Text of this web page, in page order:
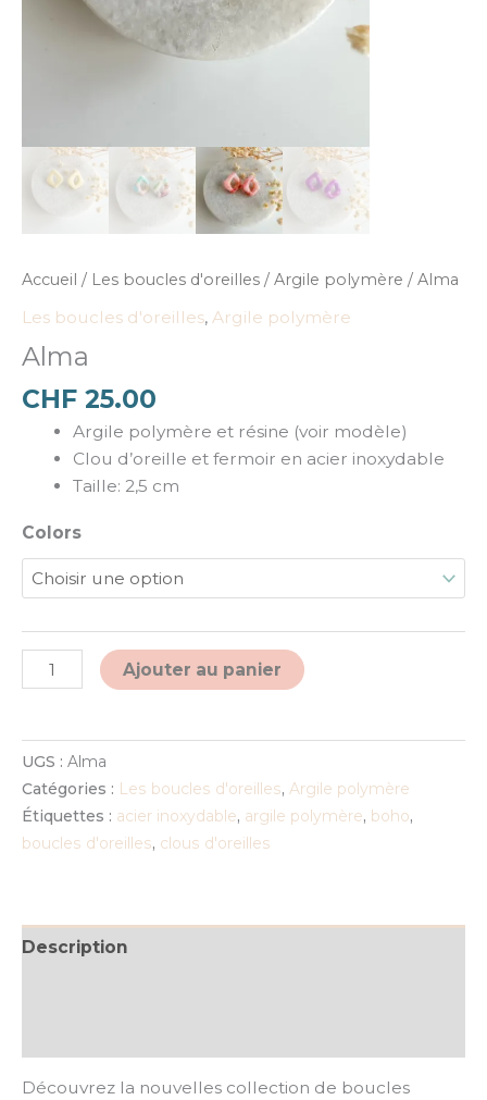
Accueil / Les boucles d'oreilles / Argile polymère / Alma
Les boucles d'oreilles, Argile polymère
Alma
CHF 25.00
Argile polymère et résine (voir modèle)
Clou d’oreille et fermoir en acier inoxydable
Taille: 2,5 cm
Colors
Ajouter au panier Alternative:
UGS : Alma
Catégories : Les boucles d'oreilles, Argile polymère
Étiquettes : acier inoxydable, argile polymère, boho,
boucles d'oreilles, clous d'oreilles
Description
Découvrez la nouvelles collection de boucles